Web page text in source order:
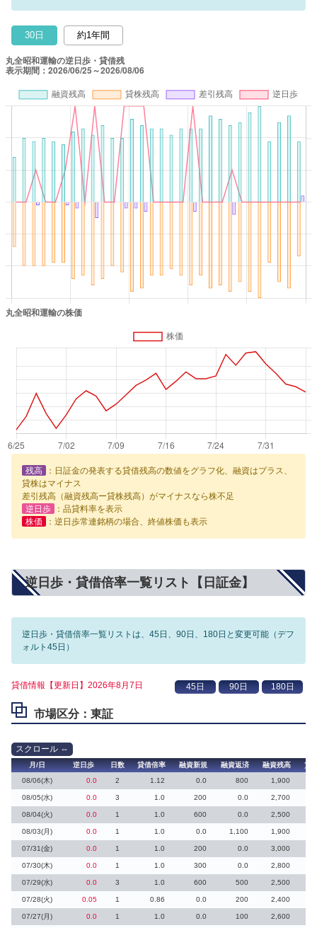
30日 約1年間
残高
：日証金の発表する貸借残高の数値をグラフ化、融資はプラス、
貸株はマイナス
差引残高（融資残高ー貸株残高）がマイナスなら株不足
逆日歩
：品貸料率を表示
株価
：逆日歩常連銘柄の場合、終値株価も表示
逆日歩・貸借倍率一覧リスト【日証金】
逆日歩・貸借倍率一覧リストは、45日、90日、180日と変更可能（デフ
ォルト45日）
貸借情報【更新日】2026年8月7日
市場区分：東証
月/日 逆日歩 日数 貸借倍率 融資新規 融資返済 融資残高
貸
08/06(木)
0.0 2 1.12 0.0 800 1,900
08/05(水) 0.0 3 1.0 200 0.0 2,700
08/04(火) 0.0 1 1.0 600 0.0 2,500
08/03(月) 0.0 1 1.0 0.0 1,100 1,900
07/31(金) 0.0 1 1.0 200 0.0 3,000
07/30(木) 0.0 1 1.0 300 0.0 2,800
07/29(水) 0.0 3 1.0 600 500 2,500
07/28(火) 0.05 1 0.86 0.0 200 2,400
07/27(月) 0.0 1 1.0 0.0 100 2,600